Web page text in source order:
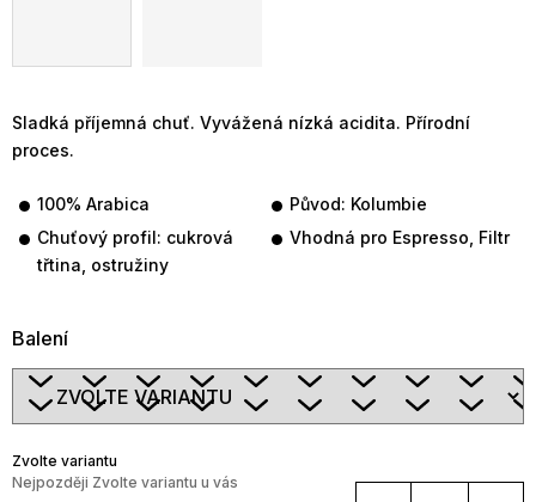
Sladká příjemná chuť. Vyvážená nízká acidita. Přírodní
proces.
100% Arabica
Původ: Kolumbie
Chuťový profil: cukrová
třtina, ostružiny
Vhodná pro Espresso, Filtr
Balení
Zvolte variantu
Zvolte variantu